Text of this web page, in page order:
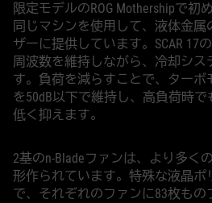
限定モデルのROG Mothershipで初
同じマシンを使用して、液体金
ザーに提供しています。SCAR 17
周波数を維持しながら、冷却シス
す。負荷を減らすことで、ター
を50dB以下で維持し、高負荷時
低く抑えます。
2基のn-Bladeファンは、より多く
形作られています。特殊な液晶ポ
で、それぞれのファンに83枚も